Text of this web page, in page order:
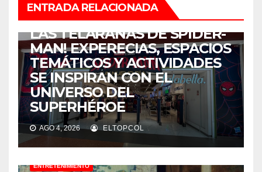
ENTRADA RELACIONADA
ENTRETENIMIENTO
¡COLOMBIA SE ENREDÓ EN
LAS TELARAÑAS DE SPIDER-
MAN! EXPERECIAS, ESPACIOS
TEMÁTICOS Y ACTIVIDADES
SE INSPIRAN CON EL
UNIVERSO DEL
SUPERHÉROE
AGO 4, 2026 ELTOPCOL
ENTRETENIMIENTO